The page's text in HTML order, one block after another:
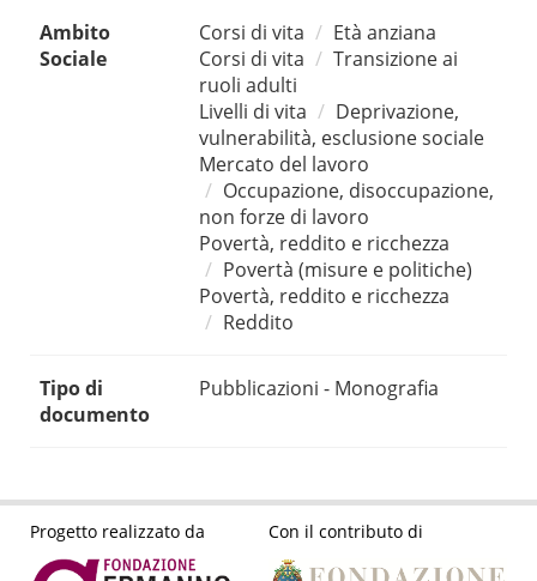
Ambito
Sociale
Corsi di vita
Età anziana
Corsi di vita
Transizione ai
ruoli adulti
Livelli di vita
Deprivazione,
vulnerabilità, esclusione sociale
Mercato del lavoro
Occupazione, disoccupazione,
non forze di lavoro
Povertà, reddito e ricchezza
Povertà (misure e politiche)
Povertà, reddito e ricchezza
Reddito
Tipo di
documento
Pubblicazioni - Monografia
Progetto realizzato da Con il contributo di